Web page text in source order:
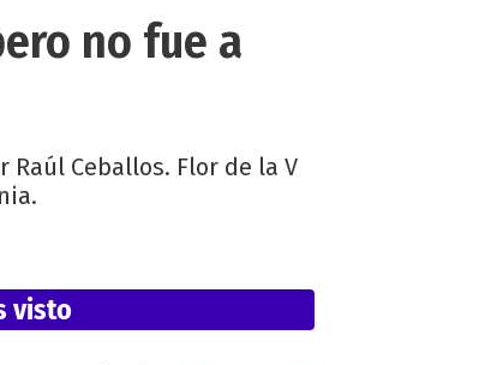
no fue a
Ceballos. Flor de la V
visto